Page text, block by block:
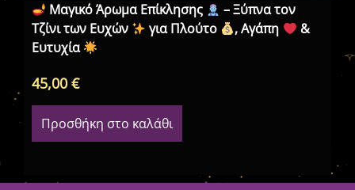
Μαγικό Άρωμα Επίκλησης
– Ξύπνα τον
Τζίνι των Ευχών
για Πλούτο , Αγάπη
&
Ευτυχία
45,00€
Προσθήκη στο καλάθι